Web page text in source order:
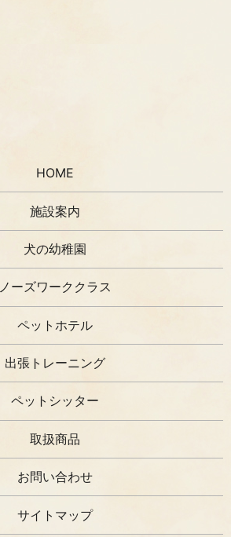
HOME
施設案内
犬の幼稚園
ノーズワーククラス
ペットホテル
出張トレーニング
ペットシッター
取扱商品
お問い合わせ
サイトマップ